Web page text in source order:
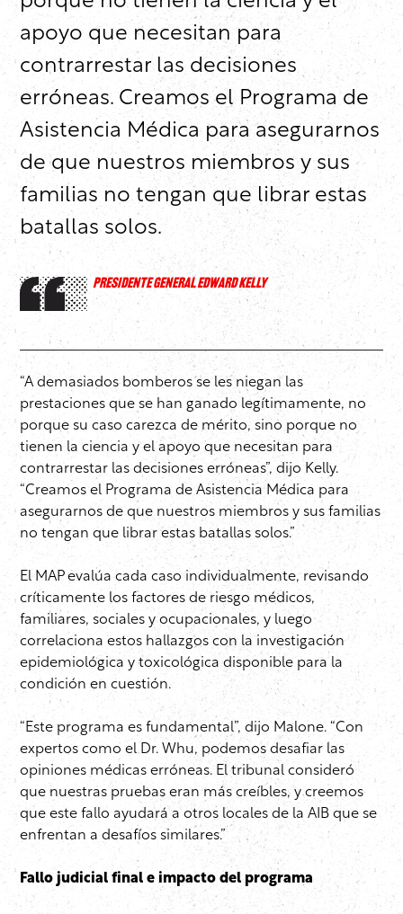
apoyo que necesitan para
contrarrestar las decisiones
erróneas. Creamos el Programa de
Asistencia Médica para asegurarnos
de que nuestros miembros y sus
familias no tengan que librar estas
batallas solos.
PRESIDENTE GENERAL EDWARD KELLY
“A demasiados bomberos se les niegan las
prestaciones que se han ganado legítimamente, no
porque su caso carezca de mérito, sino porque no
tienen la ciencia y el apoyo que necesitan para
contrarrestar las decisiones erróneas”, dijo Kelly.
“Creamos el Programa de Asistencia Médica para
asegurarnos de que nuestros miembros y sus familias
no tengan que librar estas batallas solos.”
El MAP evalúa cada caso individualmente, revisando
críticamente los factores de riesgo médicos,
familiares, sociales y ocupacionales, y luego
correlaciona estos hallazgos con la investigación
epidemiológica y toxicológica disponible para la
condición en cuestión.
“Este programa es fundamental”, dijo Malone. “Con
expertos como el Dr. Whu, podemos desafiar las
opiniones médicas erróneas. El tribunal consideró
que nuestras pruebas eran más creíbles, y creemos
que este fallo ayudará a otros locales de la AIB que se
enfrentan a desafíos similares.”
Fallo judicial final e impacto del programa